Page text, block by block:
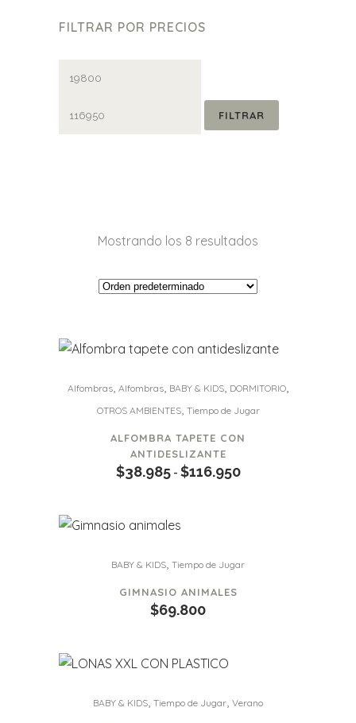
FILTRAR POR PRECIOS
FILTRAR
Mostrando los 8 resultados
producto
se
producto
Alfombras, Alfombras, BABY & KIDS, DORMITORIO,
OTROS AMBIENTES, Tiempo de Jugar
ALFOMBRA TAPETE CON
ANTIDESLIZANTE
$38.985 - $116.950Rango
BABY & KIDS, Tiempo de Jugar
GIMNASIO ANIMALES
$69.800
BABY & KIDS, Tiempo de Jugar, Verano